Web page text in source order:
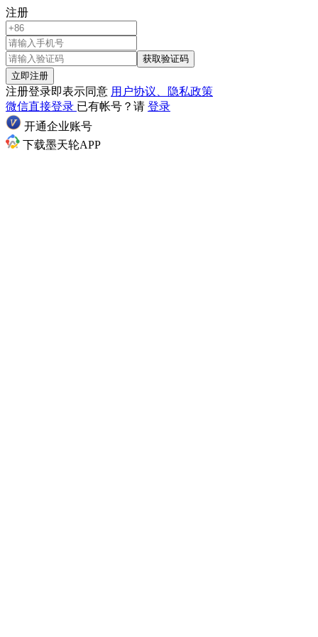
注册
获取验证码
立即注册
注册登录即表示同意 用户协议、隐私政策
微信直接登录 已有帐号？请 登录
开通企业账号
下载墨天轮APP